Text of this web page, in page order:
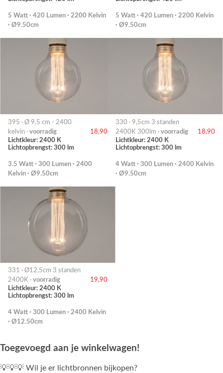
5 Watt · 420 Lumen · 2200 Kelvin
· Ø9.50cm
5 Watt · 420 Lumen · 2200 Kelvin
· Ø9.50cm
395 · Ø 9,5 cm - 2400
kelvin · voorradig
18,90
Lichtkleur: 2400 K
Lichtopbrengst: 300 lm
3.5 Watt · 300 Lumen · 2400
Kelvin · Ø9.50cm
330 · 9,5cm 3 standen
2400K 300lm · voorradig
18,90
Lichtkleur: 2400 K
Lichtopbrengst: 300 lm
4 Watt · 300 Lumen · 2400 Kelvin
· Ø9.50cm
331 · Ø12,5cm 3 standen
2400K · voorradig
19,90
Lichtkleur: 2400 K
Lichtopbrengst: 300 lm
4 Watt · 300 Lumen · 2400 Kelvin
· Ø12.50cm
Toegevoegd aan je winkelwagen!
💡💡💡 Wil je er lichtbronnen bijkopen?